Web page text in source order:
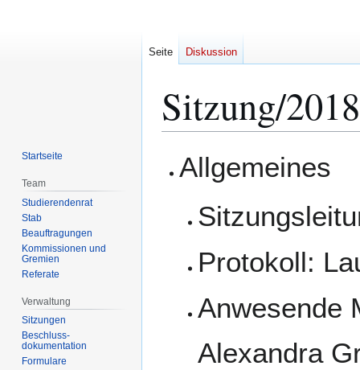
Sitzung/
Navigation
SucheAllgemeines
Protokoll:
Anwesende
Alexandra
Seite Diskussion
Startseite
Team
Studierendenrat
Stab
Beauftragungen
Kommissionen und
Gremien
Referate
Verwaltung
Sitzungen
Beschluss-
dokumentation
Formulare